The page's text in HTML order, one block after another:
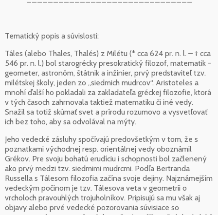
Tematický popis a súvislosti:
Táles (alebo Thales, Thalés) z Milétu (* cca 624 pr. n. l. – † cca
546 pr. n. l.) bol starogrécky presokratický filozof, matematik -
geometer, astronóm, štátnik a inžinier, prvý predstaviteľ tzv.
milétskej školy, jeden zo „siedmich mudrcov“. Aristoteles a
mnohí ďalší ho pokladali za zakladateľa gréckej filozofie, ktorá
v tých časoch zahrnovala taktiež matematiku či iné vedy.
Snažil sa totiž skúmať svet a prírodu rozumovo a vysvetľovať
ich bez toho, aby sa odvolával na mýty.
Jeho vedecké zásluhy spočívajú predovšetkým v tom, že s
poznatkami východnej resp. orientálnej vedy oboznámil
Grékov. Pre svoju bohatú erudíciu i schopnosti bol začlenený
ako prvý medzi tzv. siedmimi mudrcmi. Podľa Bertranda
Russella s Tálesom filozofia začína svoje dejiny. Najznámejším
vedeckým počinom je tzv. Tálesova veta v geometrii o
vrcholoch pravouhlých trojuholníkov. Pripisujú sa mu však aj
objavy alebo prvé vedecké pozorovania súvisiace so